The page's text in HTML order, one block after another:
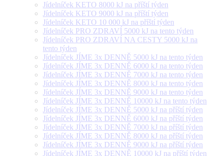
Jídelníček KETO 8000 kJ na příští týden
Jídelníček KETO 9000 kJ na příští týden
Jídelníček KETO 10 000 kJ na příští týden
Jídelníček PRO ZDRAVÍ 5000 kJ na tento týden
Jídelníček PRO ZDRAVÍ NA CESTY 5000 kJ na
tento týden
Jídelníček JÍME 3x DENNĚ 5000 kJ na tento týden
Jídelníček JÍME 3x DENNĚ 6000 kJ na tento týden
Jídelníček JÍME 3x DENNĚ 7000 kJ na tento týden
Jídelníček JÍME 3x DENNĚ 8000 kJ na tento týden
Jídelníček JÍME 3x DENNĚ 9000 kJ na tento týden
Jídelníček JÍME 3x DENNĚ 10000 kJ na tento týden
Jídelníček JÍME 3x DENNĚ 5000 kJ na příští týden
Jídelníček JÍME 3x DENNĚ 6000 kJ na příští týden
Jídelníček JÍME 3x DENNĚ 7000 kJ na příští týden
Jídelníček JÍME 3x DENNĚ 8000 kJ na příští týden
Jídelníček JÍME 3x DENNĚ 9000 kJ na příští týden
Jídelníček JÍME 3x DENNĚ 10000 kJ na příští týden